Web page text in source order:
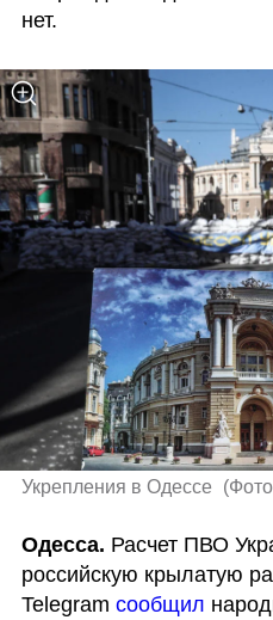
нет.
Укрепления в Одессе (
Одесса. Расчет ПВО
российскую крылатую
Telegram сообщил